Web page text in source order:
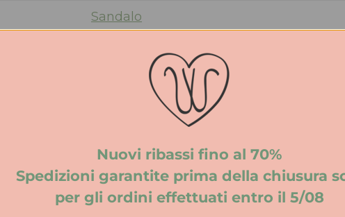
Sandalo
Nuovi ribassi fino al 70%
Spedizioni garantite prima della chiusura
per gli ordini effettuati entro il 5/08